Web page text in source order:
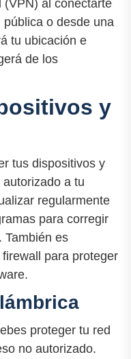
(VPN) al conectarte
o desde una
tu ubicación e
de los
y
tus dispositivos y
a tu
regularmente
para corregir
También es
para proteger
proteger tu red
no autorizado.